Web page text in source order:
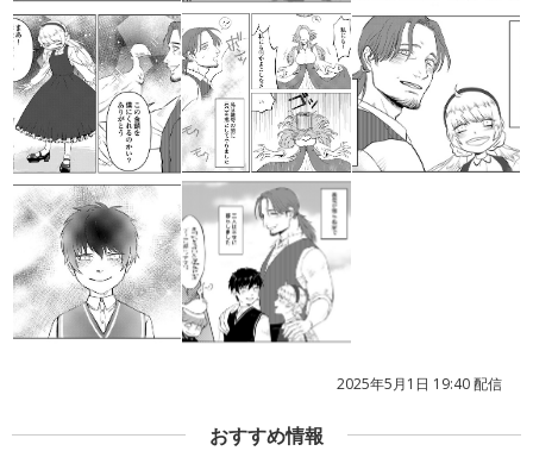
2025年5月1日 19:40 配信
おすすめ情報